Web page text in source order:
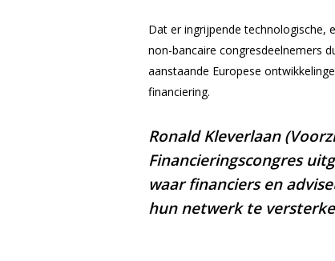
Dat er ingrijpende technologische,
non-bancaire congresdeelnemers
aanstaande Europese
financiering.
Ronald Kleverlaan
Financieringscongres
waar financiers en
hun netwerk te